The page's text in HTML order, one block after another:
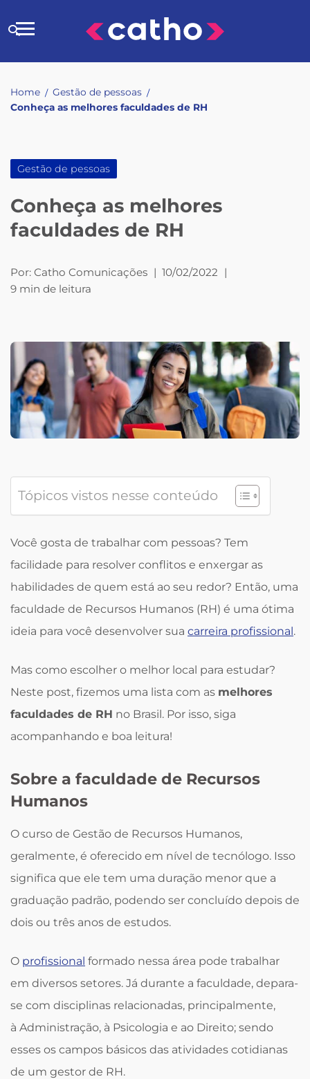
to
Buscar
Home / Gestão de pessoas /
Conheça as melhores faculdades de RH
Gestão de pessoas
Conheça as melhores
faculdades de RH
Por: Catho Comunicações | 10/02/2022 |
9 min de leitura
Tópicos vistos nesse conteúdo
Você gosta de trabalhar com pessoas? Tem
facilidade para resolver conflitos e enxergar as
habilidades de quem está ao seu redor? Então, uma
faculdade de Recursos Humanos (RH) é uma ótima
ideia para você desenvolver sua carreira profissional.
Mas como escolher o melhor local para estudar?
Neste post, fizemos uma lista com as melhores
faculdades de RH no Brasil. Por isso, siga
acompanhando e boa leitura!
Sobre a faculdade de Recursos
Humanos
O curso de Gestão de Recursos Humanos,
geralmente, é oferecido em nível de tecnólogo. Isso
significa que ele tem uma duração menor que a
graduação padrão, podendo ser concluído depois de
dois ou três anos de estudos.
O profissional formado nessa área pode trabalhar
em diversos setores. Já durante a faculdade, depara-
se com disciplinas relacionadas, principalmente,
à Administração, à Psicologia e ao Direito; sendo
esses os campos básicos das atividades cotidianas
de um gestor de RH.